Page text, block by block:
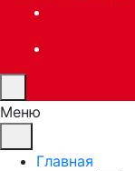
Меню
Главная